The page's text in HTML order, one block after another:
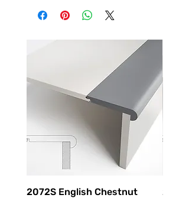
2072S English Chestnut